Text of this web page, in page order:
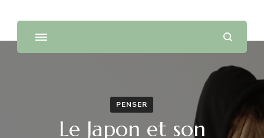
PENSER
Le Japon et son